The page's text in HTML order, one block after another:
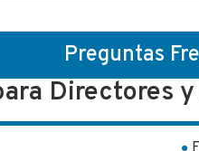
Preguntas
Directores